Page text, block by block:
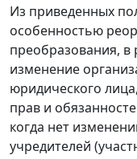
Из приведенных
особенностью
преобразования, в
изменение
юридического
прав и
когда нет
учредителей